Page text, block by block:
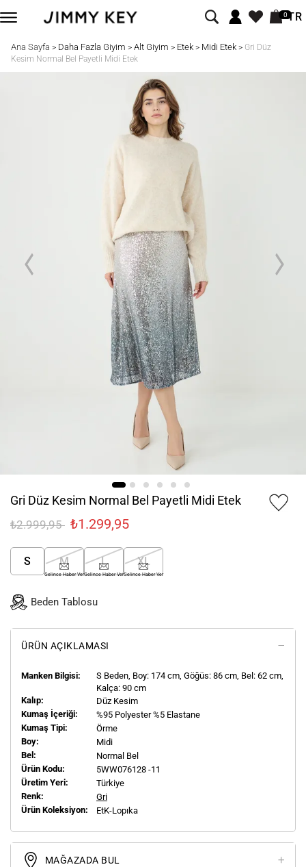
0TR
Ana Sayfa > Daha Fazla Giyim > Alt Giyim > Etek> Midi Etek> Gri Düz
Kesim Normal Bel Payetli Midi Etek
Gri Düz Kesim Normal Bel Payetli Midi Etek
₺2.999,95 ₺1.299,95
S M
Gelince Haber Ver
L
Gelince Haber Ver
XL
Gelince Haber Ver
Beden Tablosu
ÜRÜN AÇIKLAMASI
Manken Bilgisi: S Beden, Boy: 174 cm, Göğüs: 86 cm, Bel: 62 cm,
Kalça: 90 cm
Kalıp:
Düz Kesim
Kumaş İçeriği:
%95 Polyester %5 Elastane
Kumaş Tipi:
Örme
Boy:
Midi
Bel:
Normal Bel
Ürün Kodu:
5WW076128 -11
Üretim Yeri:
Türkiye
Renk:
Gri
Ürün Koleksiyon:
EtK-Lopıka
MAĞAZADA BUL